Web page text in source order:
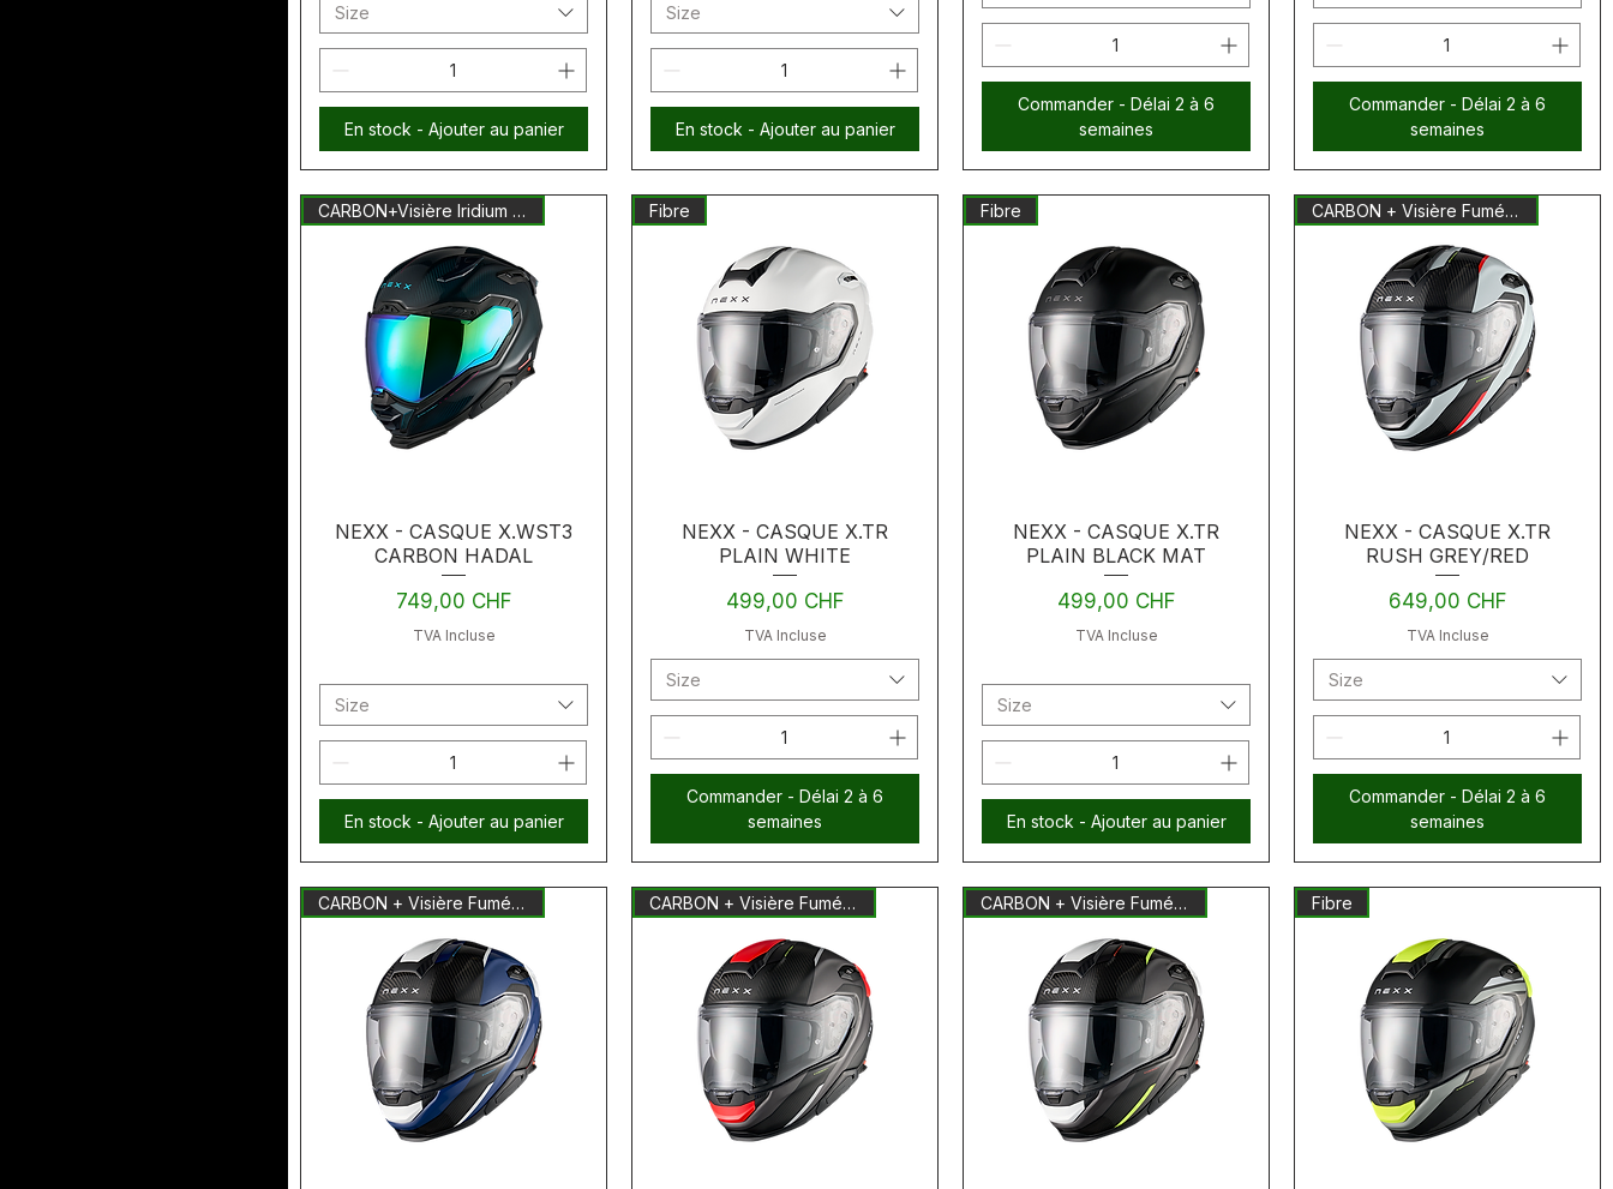
Size
En stock - Ajouter au panier
Size
En stock - Ajouter au panier
Commander - Délai 2 à 6
semaines
Commander - Délai 2 à 6
semaines
CARBON+Visière Iridium Inclus
NEXX - CASQUE X.WST3
CARBON HADAL
Prix
749,00 CHF
TVA Incluse
Size
En stock - Ajouter au panier
Fibre
NEXX - CASQUE X.TR
PLAIN WHITE
Prix
499,00 CHF
TVA Incluse
Size
Commander - Délai 2 à 6
semaines
Fibre
NEXX - CASQUE X.TR
PLAIN BLACK MAT
Prix
499,00 CHF
TVA Incluse
Size
En stock - Ajouter au panier
CARBON + Visière Fumée Inclus
NEXX - CASQUE X.TR
RUSH GREY/RED
Prix
649,00 CHF
TVA Incluse
Size
Commander - Délai 2 à 6
semaines
CARBON + Visière Fumée Inclus CARBON + Visière Fumée Inclus CARBON + Visière Fumée Inclus Fibre